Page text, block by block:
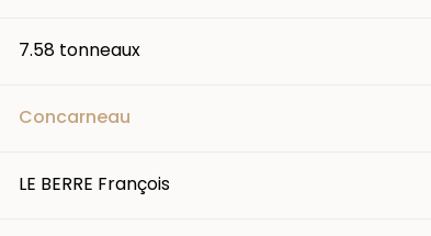
7.58 tonneaux
Concarneau
LE BERRE François